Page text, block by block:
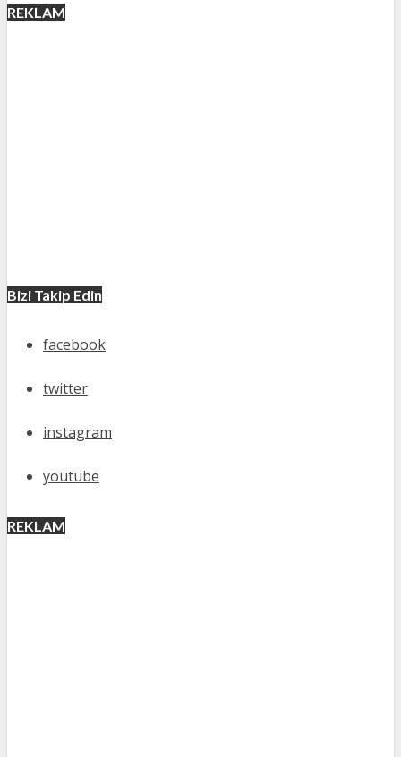
REKLAM
Bizi Takip Edin
facebook
twitter
instagram
youtube
REKLAM